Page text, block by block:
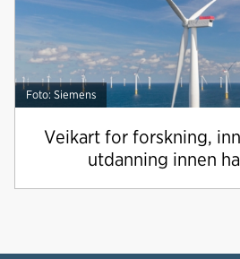
Foto: Siemens
Veikart for forskning,
utdanning innen